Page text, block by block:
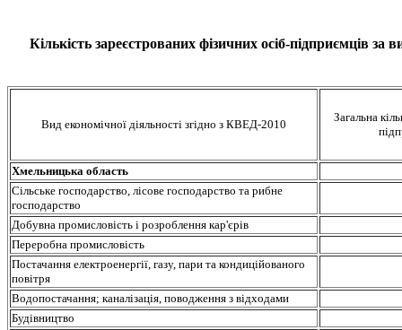
Кількість зареєстрованих фізичних осіб-підприємців за
Вид економічної діяльності згідно з КВЕД-2010
Загальна
Хмельницька область
Сільське господарство, лісове господарство та рибне
господарство
Добувна промисловість і розроблення кар'єрів
Переробна промисловість
Постачання електроенергії, газу, пари та кондиційованого
повітря
Водопостачання; каналізація, поводження з відходами
Будівництво